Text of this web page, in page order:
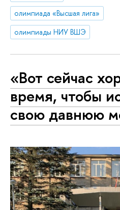
олимпиада «Высшая лига»
олимпиады НИУ ВШЭ
«Вот сейчас
время, чтобы
свою давнюю